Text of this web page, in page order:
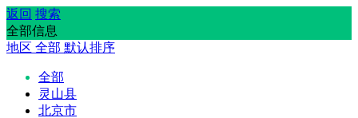
返回 搜索
全部信息
地区 全部 默认排序
全部
灵山县
北京市